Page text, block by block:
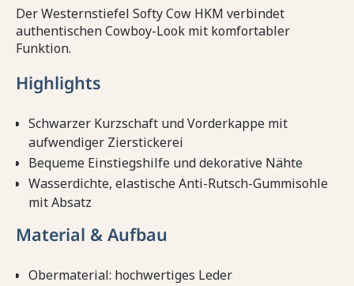
Der Westernstiefel Softy Cow HKM verbindet
authentischen Cowboy-Look mit komfortabler
Funktion.
Highlights
Schwarzer Kurzschaft und Vorderkappe mit
aufwendiger Zierstickerei
Bequeme Einstiegshilfe und dekorative Nähte
Wasserdichte, elastische Anti-Rutsch-Gummisohle
mit Absatz
Material & Aufbau
Obermaterial: hochwertiges Leder